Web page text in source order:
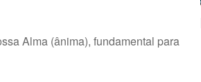
Alma (ânima), fundamental para